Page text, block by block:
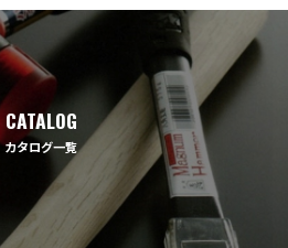
CATALOG
カタログ一覧